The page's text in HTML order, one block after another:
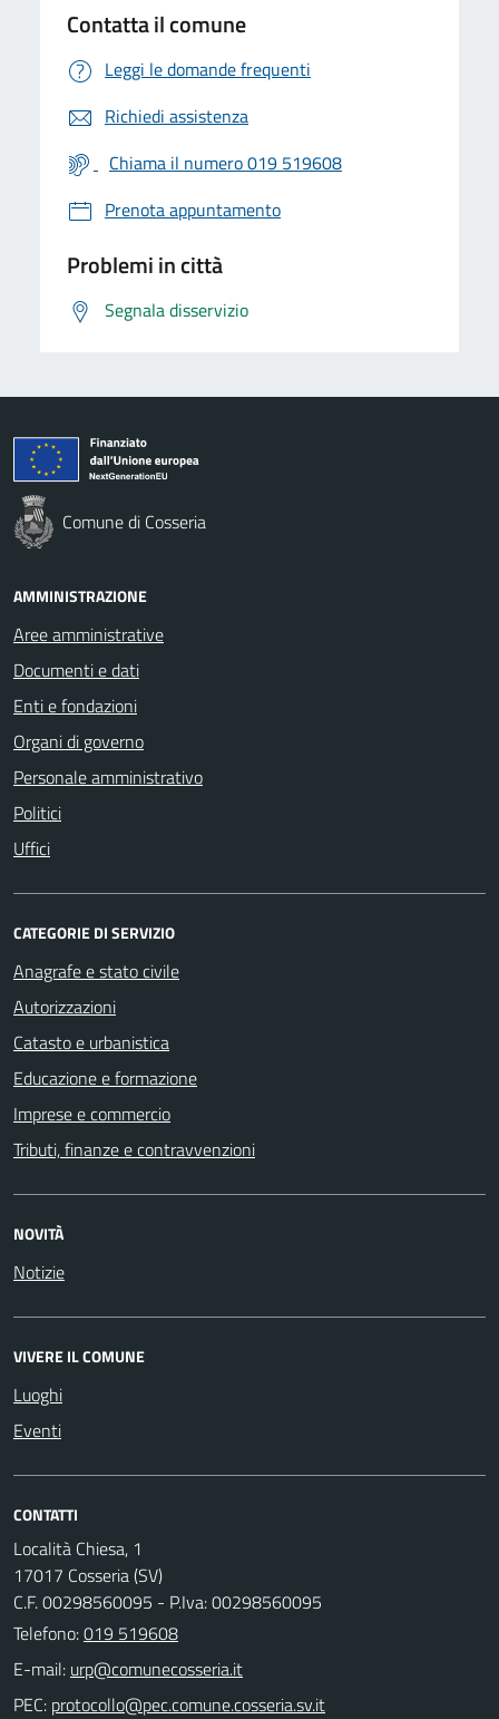
Contatta il comune
Leggi le domande frequenti
Richiedi assistenza
Chiama il numero 019 519608
Prenota appuntamento
Problemi in città
Segnala disservizio
Comune di Cosseria
AMMINISTRAZIONE
Aree amministrative
Documenti e dati
Enti e fondazioni
Organi di governo
Personale amministrativo
Politici
Uffici
CATEGORIE DI SERVIZIO
Anagrafe e stato civile
Autorizzazioni
Catasto e urbanistica
Educazione e formazione
Imprese e commercio
Tributi, finanze e contravvenzioni
NOVITÀ
Notizie
VIVERE IL COMUNE
Luoghi
Eventi
CONTATTI
Località Chiesa, 1
17017 Cosseria (SV)
C.F. 00298560095 - P.Iva: 00298560095
Telefono:019 519608
E-mail:
PEC: